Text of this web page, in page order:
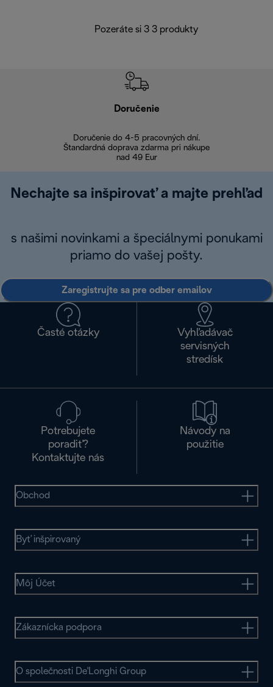
Pozeráte si 3 3 produkty
Doručenie
Doručenie do 4-5 pracovných dní.
Štandardná doprava zdarma pri nákupe
nad 49 Eur
Nechajte sa inšpirovať a majte prehľad
s našimi novinkami a špeciálnymi ponukami
priamo do vašej pošty.
Zaregistrujte sa pre odber emailov
Časté otázky
Vyhľadávač
servisných
stredísk
Potrebujete
poradiť?
Kontaktujte nás
Návody na
použitie
Obchod
Byť inšpirovaný
Môj Účet
Zákaznícka podpora
O společnosti De'Longhi Group